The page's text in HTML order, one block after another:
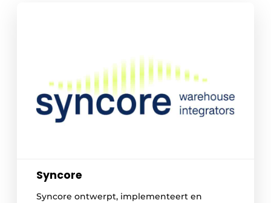
Syncore
Syncore ontwerpt, implementeert en